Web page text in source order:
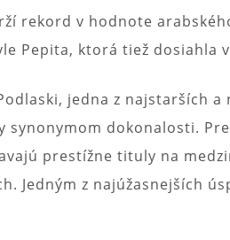
rekord v hodnote
Pepita, ktorá tiež dosiahla
jedna z najstarších
synonymom dokonalosti.
prestížne tituly na
Jedným z najúžasnejších